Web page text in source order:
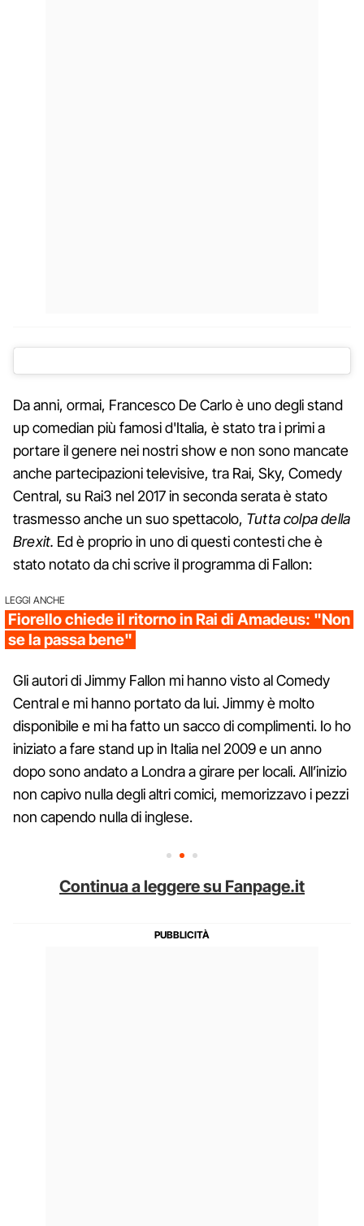
Da anni, ormai, Francesco De Carlo è uno degli stand
up comedian più famosi d'Italia, è stato tra i primi a
portare il genere nei nostri show e non sono mancate
anche partecipazioni televisive, tra Rai, Sky, Comedy
Central, su Rai3 nel 2017 in seconda serata è stato
trasmesso anche un suo spettacolo, Tutta colpa della
Brexit. Ed è proprio in uno di questi contesti che è
stato notato da chi scrive il programma di Fallon:
LEGGI ANCHE
Fiorello chiede il ritorno in Rai di Amadeus: "Non
se la passa bene"
Gli autori di Jimmy Fallon mi hanno visto al Comedy
Central e mi hanno portato da lui. Jimmy è molto
disponibile e mi ha fatto un sacco di complimenti. Io ho
iniziato a fare stand up in Italia nel 2009 e un anno
dopo sono andato a Londra a girare per locali. All’inizio
non capivo nulla degli altri comici, memorizzavo i pezzi
non capendo nulla di inglese.
Continua a leggere su Fanpage.it